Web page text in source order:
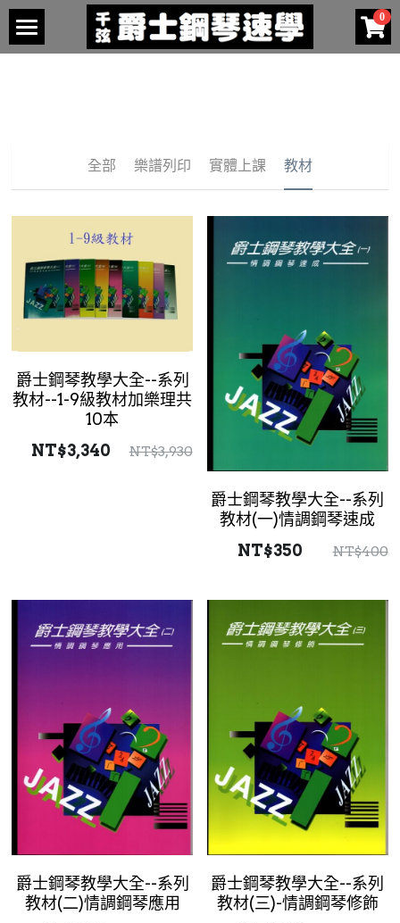
0
關於我們
台中區教師介紹
高雄區教師介紹
楠梓區教師介紹
2024年春季
檢定考試
考古題
成績
簡章
名單
家中自修
熱身課程
一級課程
二級課程
七級課程
八級課程
樂譜列印
1級樂譜
2級樂譜
7級樂譜
8級樂譜
五級課程 - 複製
全部 樂譜列印 實體上課 教材
爵士鋼琴教學大全--系列
教材--1-9級教材加樂理共
10本
NT$3,340
NT$3,930
爵士鋼琴教學大全--系列
教材(一)情調鋼琴速成
NT$350
NT$400
爵士鋼琴教學大全--系列
教材(二)情調鋼琴應用
爵士鋼琴教學大全--系列
教材(三)-情調鋼琴修飾
×
商品分類